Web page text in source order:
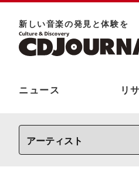
新しい⾳楽の発⾒と体験を
ニュース リ